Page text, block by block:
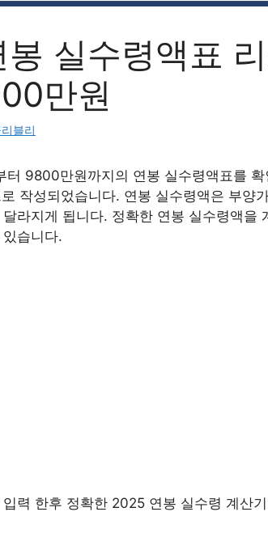
실수령액표
만원
블리
9800만원까지의 연봉 실수령액표를 확
작성되었습니다. 연봉 실수령액은 부양
라지게 됩니다. 정확한 연봉 실수령액을
습니다.
력 한후 정확한 2025 연봉 실수령 계산